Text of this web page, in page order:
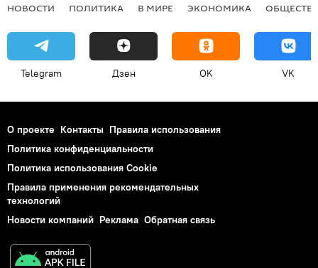
НОВОСТИ ПОЛИТИКА В МИРЕ ЭКОНОМИКА
Telegram Дзен OK VK
О проекте Контакты Правила использования
Политика конфиденциальности
Политика использования Cookie
Правила применения рекомендательных
технологий
Новости компаний Реклама Обратная связь